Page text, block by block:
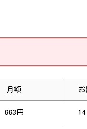
月額 お
993円